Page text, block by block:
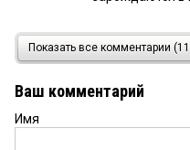
5
Да что там
бабловом,все
Показать все комментарии
Ваш комментарий
Имя